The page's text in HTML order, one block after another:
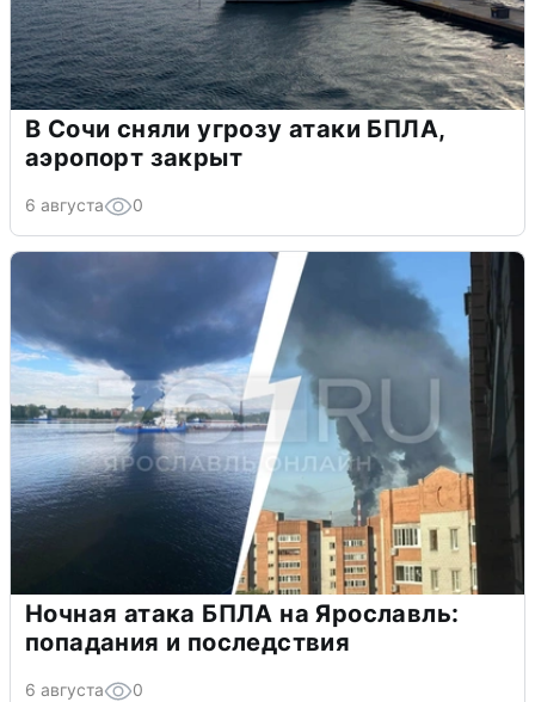
В Сочи сняли угрозу атаки БПЛА,
аэропорт закрыт
6 августа 0
Ночная атака БПЛА на Ярославль:
попадания и последствия
6 августа 0